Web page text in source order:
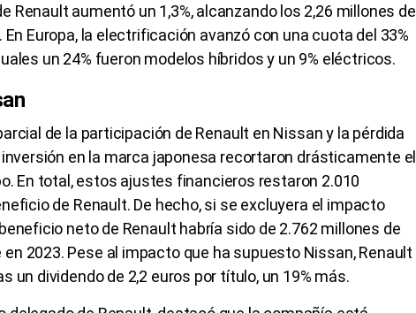
Renault aumentó un 1,3%, alcanzando los 2,26 millones de
En Europa, la electrificación avanzó con una cuota del 33%
un 24% fueron modelos híbridos y un 9% eléctricos.
de la participación de Renault en Nissan y la pérdida
en la marca japonesa recortaron drásticamente el
En total, estos ajustes financieros restaron 2.010
de Renault. De hecho, si se excluyera el impacto
neto de Renault habría sido de 2.762 millones de
en 2023. Pese al impacto que ha supuesto Nissan, Renault
un dividendo de 2,2 euros por título, un 19% más.